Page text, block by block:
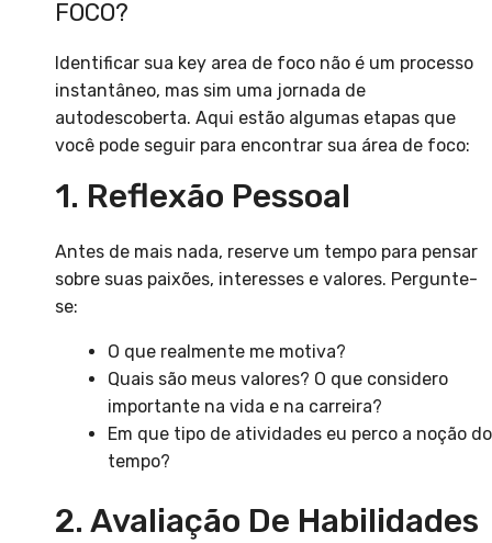
FOCO?
Identificar sua key area de foco não é um processo
instantâneo, mas sim uma jornada de
autodescoberta. Aqui estão algumas etapas que
você pode seguir para encontrar sua área de foco:
1. Reflexão Pessoal
Antes de mais nada, reserve um tempo para pensar
sobre suas paixões, interesses e valores. Pergunte-
se:
O que realmente me motiva?
Quais são meus valores? O que considero
importante na vida e na carreira?
Em que tipo de atividades eu perco a noção do
tempo?
2. Avaliação De Habilidades